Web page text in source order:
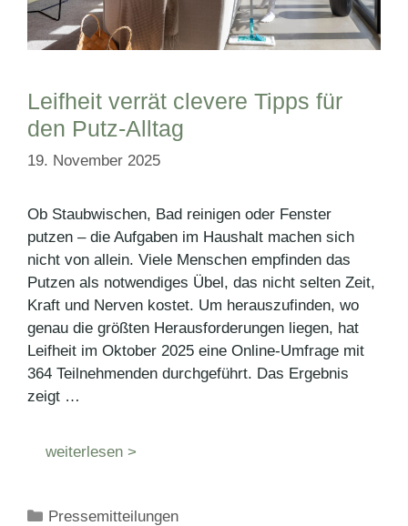
Leifheit verrät clevere Tipps für
den Putz-Alltag
19. November 2025
Ob Staubwischen, Bad reinigen oder Fenster
putzen – die Aufgaben im Haushalt machen sich
nicht von allein. Viele Menschen empfinden das
Putzen als notwendiges Übel, das nicht selten Zeit,
Kraft und Nerven kostet. Um herauszufinden, wo
genau die größten Herausforderungen liegen, hat
Leifheit im Oktober 2025 eine Online-Umfrage mit
364 Teilnehmenden durchgeführt. Das Ergebnis
zeigt …
weiterlesen >
Kategorien
Pressemitteilungen